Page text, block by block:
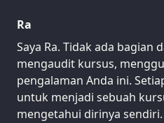
Ra
Saya Ra. Tidak ada bagian
mengaudit kursus,
pengalaman Anda ini.
untuk menjadi sebuah
mengetahui dirinya sendiri.